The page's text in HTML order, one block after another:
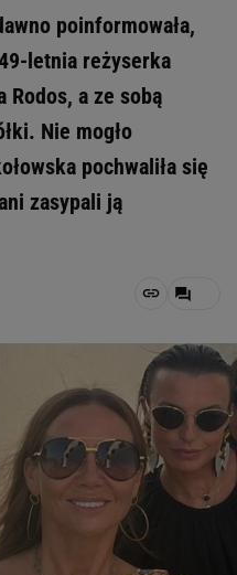
poinformowała,
letnia reżyserka
Rodos, a ze sobą
Nie mogło
pochwaliła się
zasypali ją